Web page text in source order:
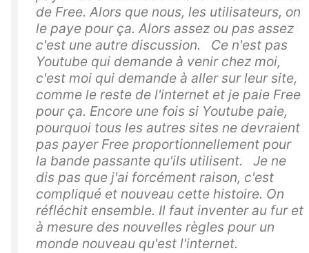
de Free. Alors que nous, les utilisateurs, on
le paye pour ça. Alors assez ou pas assez
c'est une autre discussion. Ce n'est pas
Youtube qui demande à venir chez moi,
c'est moi qui demande à aller sur leur site,
comme le reste de l'internet et je paie Free
pour ça. Encore une fois si Youtube paie,
pourquoi tous les autres sites ne devraient
pas payer Free proportionnellement pour
la bande passante qu'ils utilisent. Je ne
dis pas que j'ai forcément raison, c'est
compliqué et nouveau cette histoire. On
réfléchit ensemble. Il faut inventer au fur et
à mesure des nouvelles règles pour un
monde nouveau qu'est l'internet.